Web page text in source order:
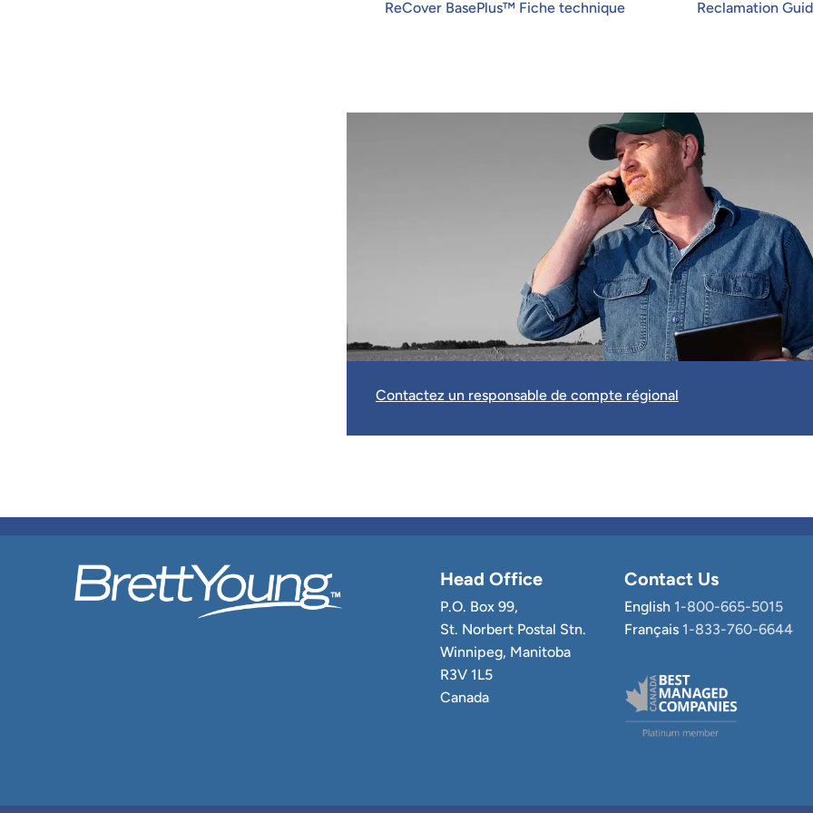
ReCover BasePlus™ Fiche technique Reclamation
Contactez un responsable de compte régional
Head Office
P.O. Box 99,
St. Norbert Postal Stn.
Winnipeg, Manitoba
R3V 1L5
Canada
Contact Us
English 1-800-665-5015
Français 1-833-760-6644